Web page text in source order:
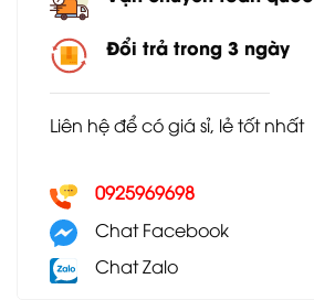
Đổi trả trong 3 ngày
Liên hệ để có giá sỉ, lẻ tốt nhất
0925969698
Chat Facebook
Chat Zalo